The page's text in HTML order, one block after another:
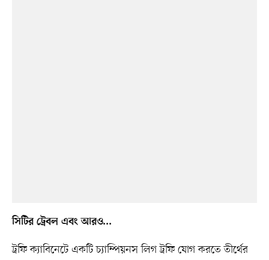
সিটির ট্রেবল এবং আরও...
ট্রফি ক্যাবিনেটে একটি চ্যাম্পিয়নস লিগ ট্রফি যোগ করতে তীর্থের